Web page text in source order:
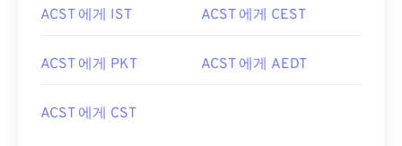
ACST 에게 IST ACST 에게 CEST
ACST 에게 PKT ACST 에게 AEDT
ACST 에게 CST